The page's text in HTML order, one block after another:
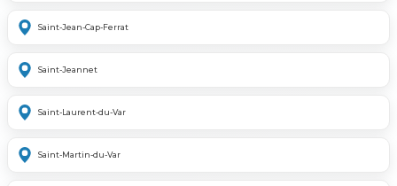
Saint-Jean-Cap-Ferrat
Saint-Jeannet
Saint-Laurent-du-Var
Saint-Martin-du-Var